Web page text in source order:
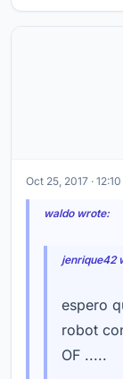
Oct 25, 2017 ·
waldo wrote:
jenrique42
espero
robot
OF .....